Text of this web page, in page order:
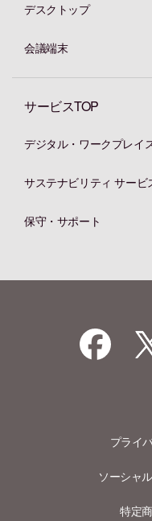
デスクトップ
会議端末
サービスTOP
デジタル・ワークプレイ
サステナビリティ サービ
保守・サポート
プライ
ソーシャ
特定